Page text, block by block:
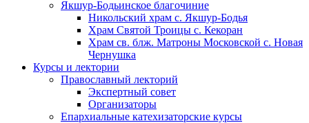
Якшур-Бодьинское благочиние
Никольский храм с. Якшур-Бодья
Храм Святой Троицы с. Кекоран
Храм св. блж. Матроны Московской с. Новая
Чернушка
Курсы и лектории
Православный лекторий
Экспертный совет
Организаторы
Епархиальные катехизаторские курсы